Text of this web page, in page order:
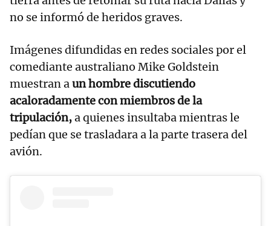
no se informó de heridos graves.
Imágenes difundidas en redes sociales por el
comediante australiano Mike Goldstein
muestran aun hombre discutiendo
acaloradamente con miembros de la
tripulación,a quienes insultaba mientras le
pedían que se trasladara a la parte trasera del
avión.